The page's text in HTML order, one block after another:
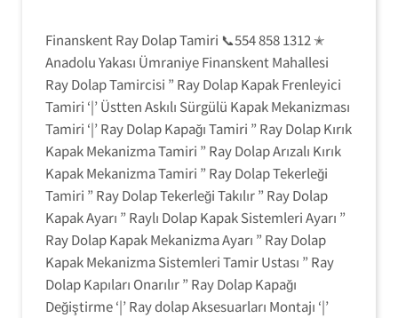
Finanskent Ray Dolap Tamiri 📞554 858 1312 ✭
Anadolu Yakası Ümraniye Finanskent Mahallesi
Ray Dolap Tamircisi ” Ray Dolap Kapak Frenleyici
Tamiri ‘|’ Üstten Askılı Sürgülü Kapak Mekanizması
Tamiri ‘|’ Ray Dolap Kapağı Tamiri ” Ray Dolap Kırık
Kapak Mekanizma Tamiri ” Ray Dolap Arızalı Kırık
Kapak Mekanizma Tamiri ” Ray Dolap Tekerleği
Tamiri ” Ray Dolap Tekerleği Takılır ” Ray Dolap
Kapak Ayarı ” Raylı Dolap Kapak Sistemleri Ayarı ”
Ray Dolap Kapak Mekanizma Ayarı ” Ray Dolap
Kapak Mekanizma Sistemleri Tamir Ustası ” Ray
Dolap Kapıları Onarılır ” Ray Dolap Kapağı
Değiştirme ‘|’ Ray dolap Aksesuarları Montajı ‘|’